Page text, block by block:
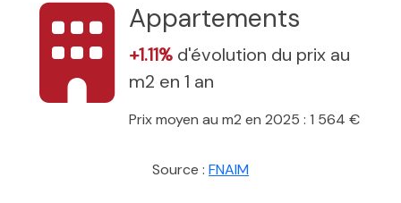
Appartements
+1.11% d'évolution du prix au
m2 en 1 an
Prix moyen au m2 en 2025 : 1 564 €
Source : FNAIM